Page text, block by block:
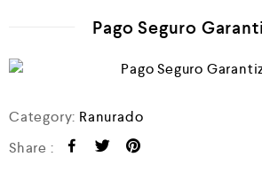
Pago Seguro
Category: Ranurado
Share :